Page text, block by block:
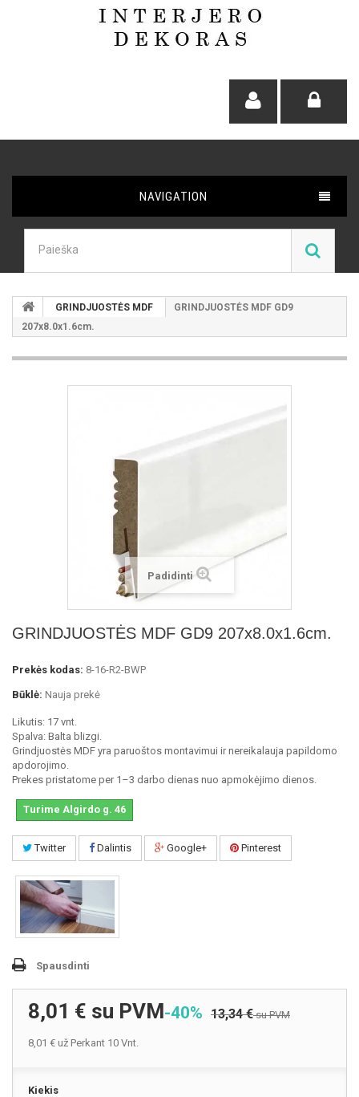
NAVIGATION
GRINDJUOSTĖS MDF
GRINDJUOSTĖS MDF GD9
207x8.0x1.6cm.
Padidinti
GRINDJUOSTĖS MDF GD9 207x8.0x1.6cm.
Prekės kodas: 8-16-R2-BWP
Būklė: Nauja prekė
Likutis: 17 vnt.
Spalva: Balta blizgi.
Grindjuostės MDF yra paruoštos montavimui ir nereikalauja papildomo
apdorojimo.
Prekes pristatome per 1–3 darbo dienas nuo apmokėjimo dienos.
Turime Algirdo g. 46
Twitter Dalintis Google+ Pinterest
Spausdinti
8,01 € su PVM-40% 13,34 €su PVM
8,01 € už Perkant 10 Vnt.
Kiekis